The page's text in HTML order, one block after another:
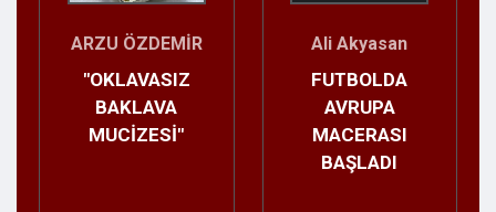
Canan KESER
KABUL OLMAYAN
DUA YOKTUR,
İSTEMEYİ
İsmail İNAN
YORUMSUZ